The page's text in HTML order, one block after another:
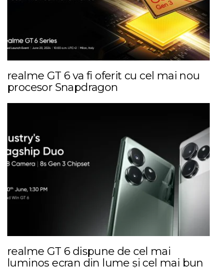
realme GT 6 va fi oferit cu cel mai nou
procesor Snapdragon
realme GT 6 dispune de cel mai
luminos ecran din lume și cel mai bun